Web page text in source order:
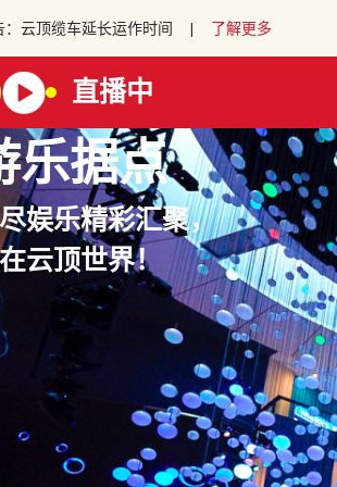
：云顶缆车延长运作时间 | 了解更多
直播中
乐据点
娱乐精彩汇聚，
云顶世界！